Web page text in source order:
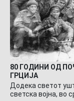
80 ГОДИНИ ОД
ГРЦИЈА
Додека светот
светска војна, во